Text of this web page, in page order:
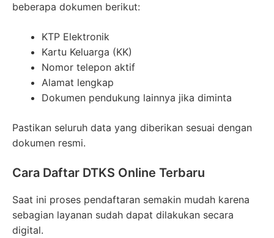
beberapa dokumen berikut:
KTP Elektronik
Kartu Keluarga (KK)
Nomor telepon aktif
Alamat lengkap
Dokumen pendukung lainnya jika diminta
Pastikan seluruh data yang diberikan sesuai dengan
dokumen resmi.
Cara Daftar DTKS Online Terbaru
Saat ini proses pendaftaran semakin mudah karena
sebagian layanan sudah dapat dilakukan secara
digital.